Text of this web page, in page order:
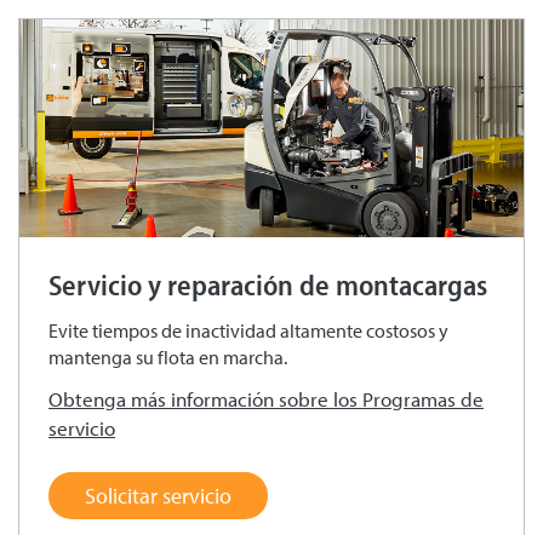
Servicio y reparación de montacargas
Evite tiempos de inactividad altamente costosos y
mantenga su flota en marcha.
Obtenga más información sobre los Programas de
servicio
Solicitar servicio